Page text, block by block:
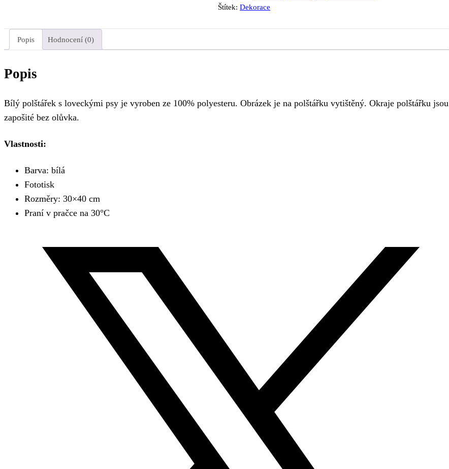
Štítek:Dekorace
Popis Hodnocení (0)
Popis
Bílý polštářek s loveckými psy je vyroben ze 100% polyesteru. Obrázek je na polštářku vytištěný. Okraje polštářku jsou
zapošité bez olůvka.
Vlastnosti:
Barva: bílá
Fototisk
Rozměry: 30×40 cm
Praní v pračce na 30°C